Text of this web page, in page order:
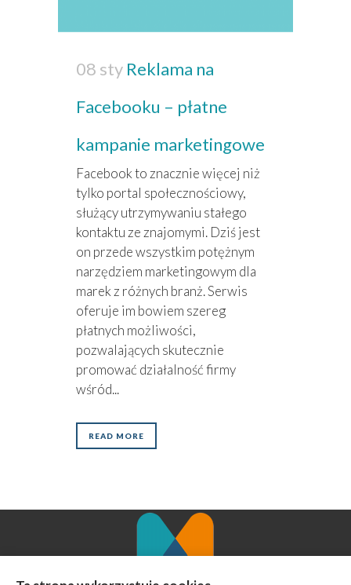
08 sty Reklama na
Facebooku – płatne
kampanie marketingowe
Facebook to znacznie więcej niż
tylko portal społecznościowy,
służący utrzymywaniu stałego
kontaktu ze znajomymi. Dziś jest
on przede wszystkim potężnym
narzędziem marketingowym dla
marek z różnych branż. Serwis
oferuje im bowiem szereg
płatnych możliwości,
pozwalających skutecznie
promować działalność firmy
wśród...
READ MORE